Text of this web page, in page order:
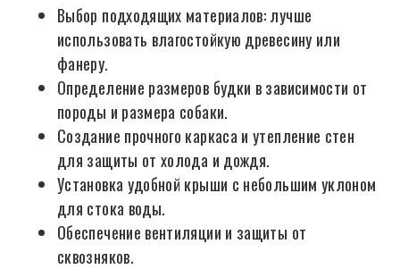
Выбор подходящих материалов: лучше
использовать влагостойкую древесину или
фанеру.
Определение размеров будки в зависимости от
породы и размера собаки.
Создание прочного каркаса и утепление стен
для защиты от холода и дождя.
Установка удобной крыши с небольшим уклоном
для стока воды.
Обеспечение вентиляции и защиты от
сквозняков.